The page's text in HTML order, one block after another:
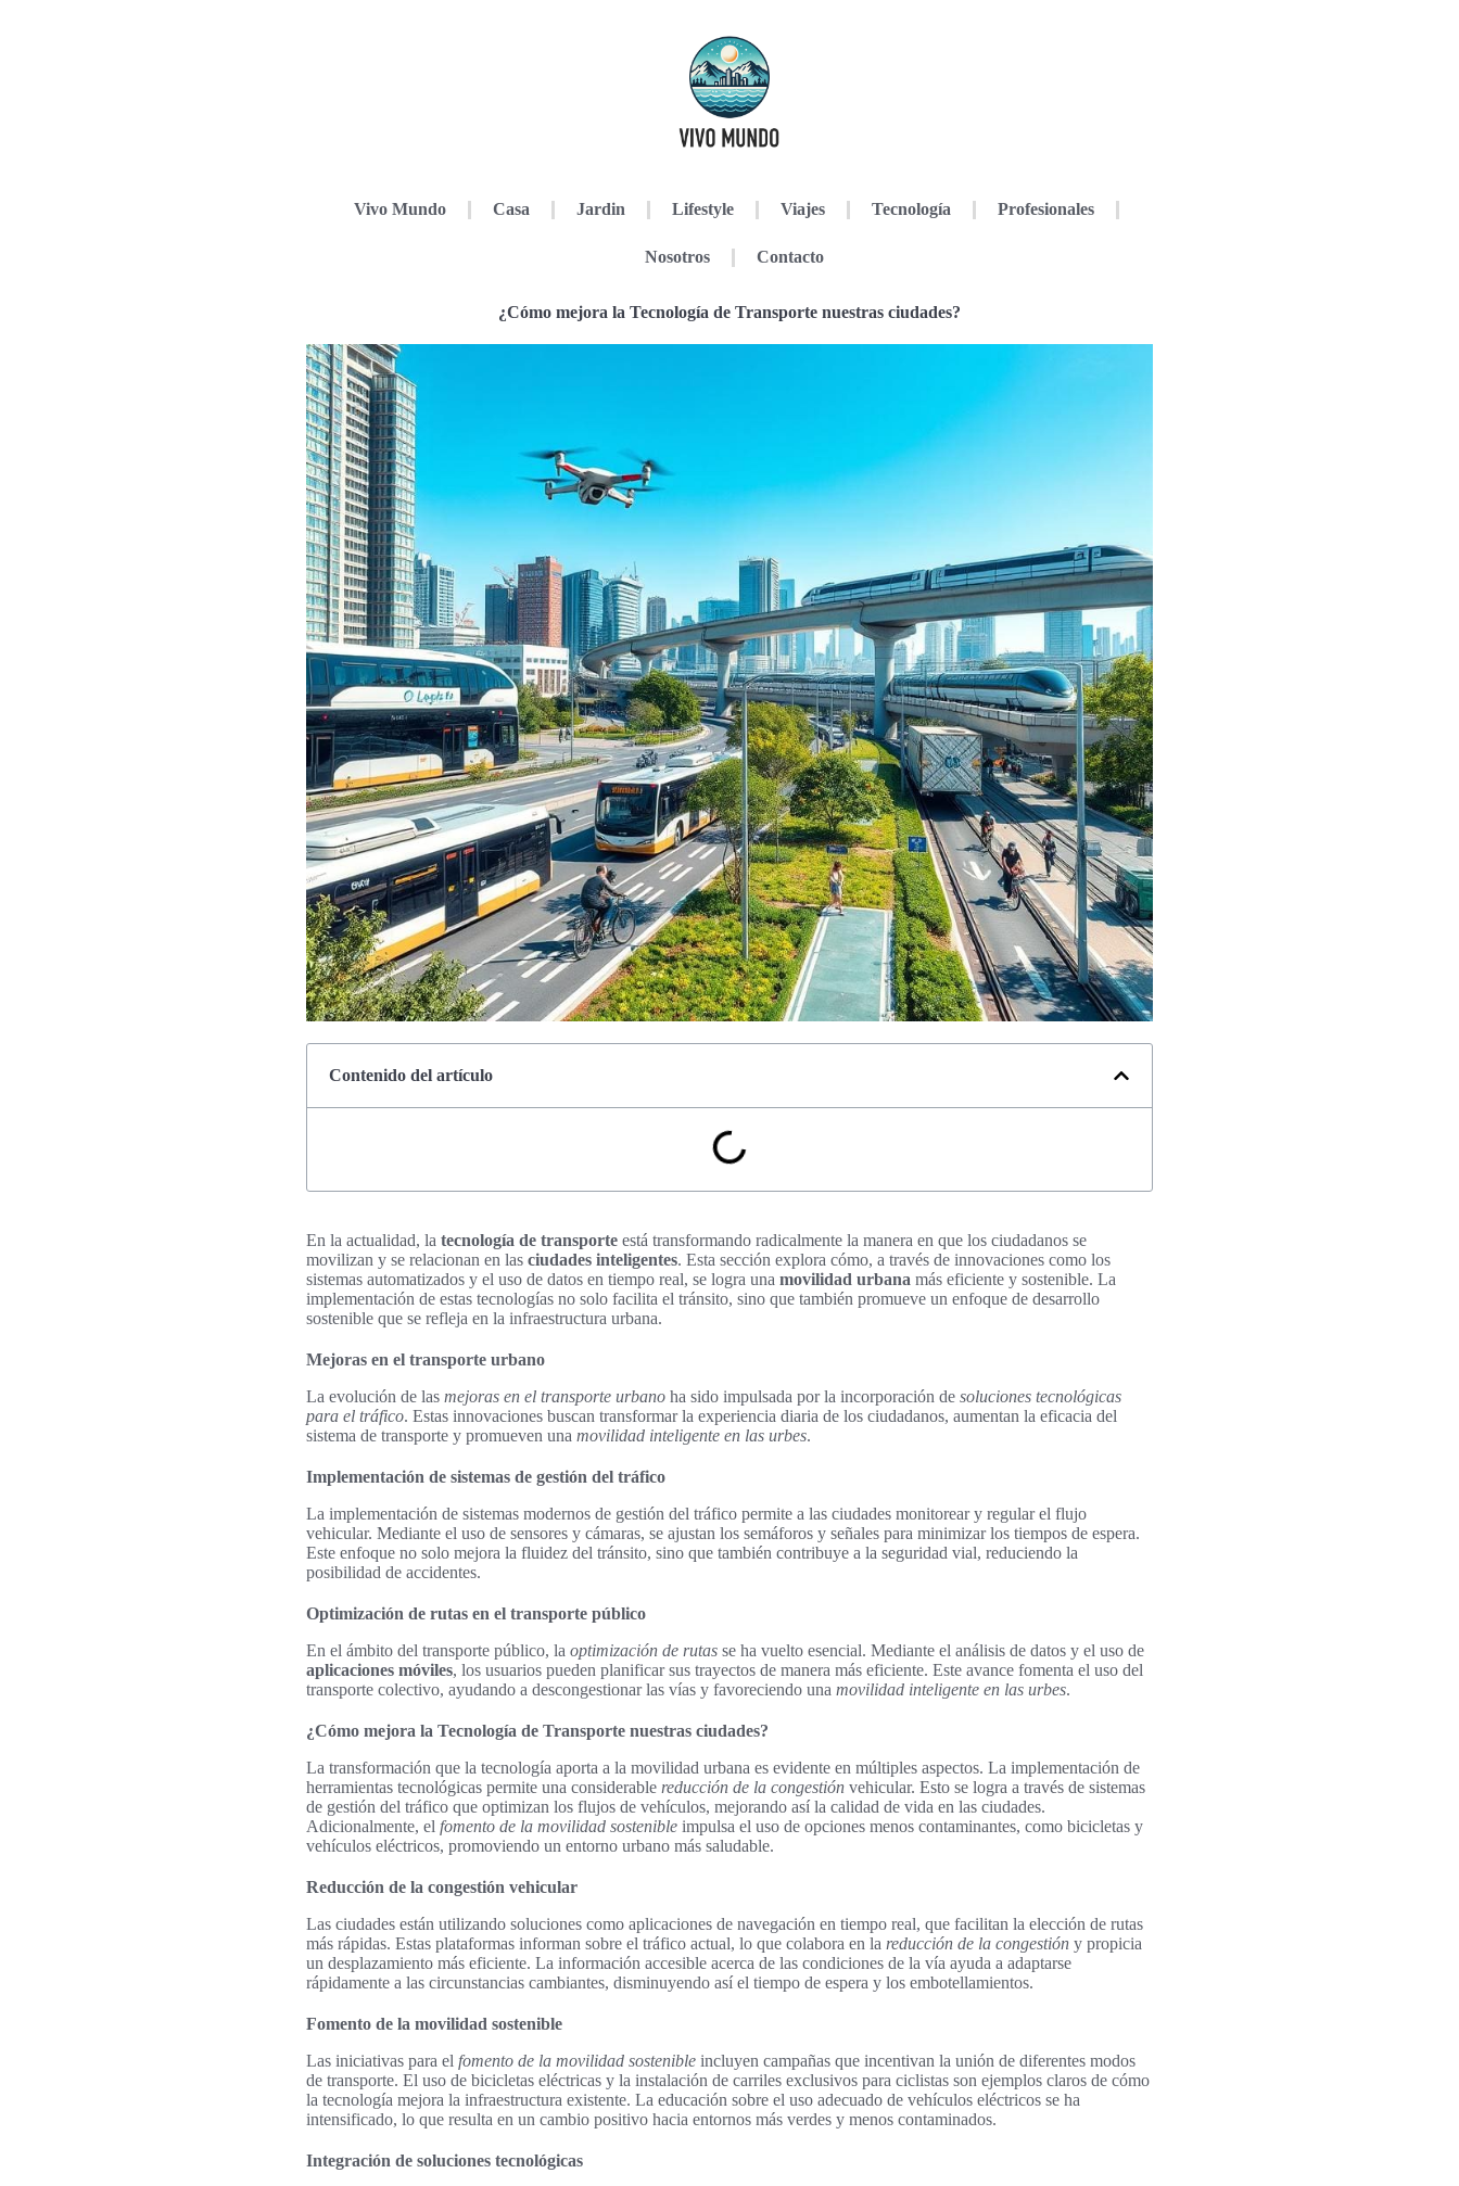
Vivo Mundo Casa Jardin Lifestyle Viajes Tecnología Profesionales
Nosotros Contacto
¿Cómo mejora la Tecnología de Transporte nuestras ciudades?
Contenido del artículo
En la actualidad, la tecnología de transporte está transformando radicalmente la manera en que los ciudadanos se
movilizan y se relacionan en las ciudades inteligentes. Esta sección explora cómo, a través de innovaciones como los
sistemas automatizados y el uso de datos en tiempo real, se logra una movilidad urbana más eficiente y sostenible. La
implementación de estas tecnologías no solo facilita el tránsito, sino que también promueve un enfoque de desarrollo
sostenible que se refleja en la infraestructura urbana.
Mejoras en el transporte urbano
La evolución de las mejoras en el transporte urbano ha sido impulsada por la incorporación de soluciones tecnológicas
para el tráfico. Estas innovaciones buscan transformar la experiencia diaria de los ciudadanos, aumentan la eficacia del
sistema de transporte y promueven una movilidad inteligente en las urbes.
Implementación de sistemas de gestión del tráfico
La implementación de sistemas modernos de gestión del tráfico permite a las ciudades monitorear y regular el flujo
vehicular. Mediante el uso de sensores y cámaras, se ajustan los semáforos y señales para minimizar los tiempos de espera.
Este enfoque no solo mejora la fluidez del tránsito, sino que también contribuye a la seguridad vial, reduciendo la
posibilidad de accidentes.
Optimización de rutas en el transporte público
En el ámbito del transporte público, la optimización de rutas se ha vuelto esencial. Mediante el análisis de datos y el uso de
aplicaciones móviles, los usuarios pueden planificar sus trayectos de manera más eficiente. Este avance fomenta el uso del
transporte colectivo, ayudando a descongestionar las vías y favoreciendo una movilidad inteligente en las urbes.
¿Cómo mejora la Tecnología de Transporte nuestras ciudades?
La transformación que la tecnología aporta a la movilidad urbana es evidente en múltiples aspectos. La implementación de
herramientas tecnológicas permite una considerable reducción de la congestión vehicular. Esto se logra a través de sistemas
de gestión del tráfico que optimizan los flujos de vehículos, mejorando así la calidad de vida en las ciudades.
Adicionalmente, el fomento de la movilidad sostenible impulsa el uso de opciones menos contaminantes, como bicicletas y
vehículos eléctricos, promoviendo un entorno urbano más saludable.
Reducción de la congestión vehicular
Las ciudades están utilizando soluciones como aplicaciones de navegación en tiempo real, que facilitan la elección de rutas
más rápidas. Estas plataformas informan sobre el tráfico actual, lo que colabora en la reducción de la congestión y propicia
un desplazamiento más eficiente. La información accesible acerca de las condiciones de la vía ayuda a adaptarse
rápidamente a las circunstancias cambiantes, disminuyendo así el tiempo de espera y los embotellamientos.
Fomento de la movilidad sostenible
Las iniciativas para el fomento de la movilidad sostenible incluyen campañas que incentivan la unión de diferentes modos
de transporte. El uso de bicicletas eléctricas y la instalación de carriles exclusivos para ciclistas son ejemplos claros de cómo
la tecnología mejora la infraestructura existente. La educación sobre el uso adecuado de vehículos eléctricos se ha
intensificado, lo que resulta en un cambio positivo hacia entornos más verdes y menos contaminados.
Integración de soluciones tecnológicas